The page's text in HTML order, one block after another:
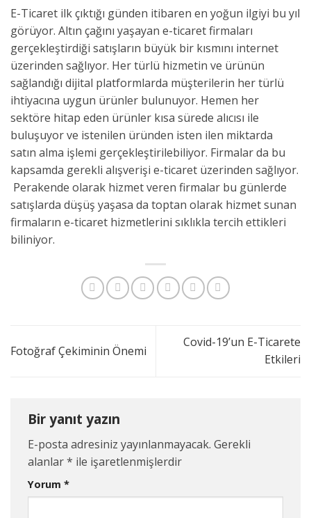
E-Ticaret ilk çıktığı günden itibaren en yoğun ilgiyi bu yıl
görüyor. Altın çağını yaşayan e-ticaret firmaları
gerçekleştirdiği satışların büyük bir kısmını internet
üzerinden sağlıyor. Her türlü hizmetin ve ürünün
sağlandığı dijital platformlarda müşterilerin her türlü
ihtiyacına uygun ürünler bulunuyor. Hemen her
sektöre hitap eden ürünler kısa sürede alıcısı ile
buluşuyor ve istenilen üründen isten ilen miktarda
satın alma işlemi gerçekleştirilebiliyor. Firmalar da bu
kapsamda gerekli alışverişi e-ticaret üzerinden sağlıyor.
Perakende olarak hizmet veren firmalar bu günlerde
satışlarda düşüş yaşasa da toptan olarak hizmet sunan
firmaların e-ticaret hizmetlerini sıklıkla tercih ettikleri
biliniyor.
Fotoğraf Çekiminin Önemi
Covid-19’un E-Ticarete
Etkileri
Bir yanıt yazın
E-posta adresiniz yayınlanmayacak. Gerekli
alanlar* ile işaretlenmişlerdir
Yorum *